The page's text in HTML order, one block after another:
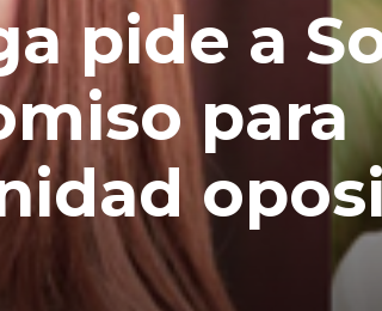
pide a
para